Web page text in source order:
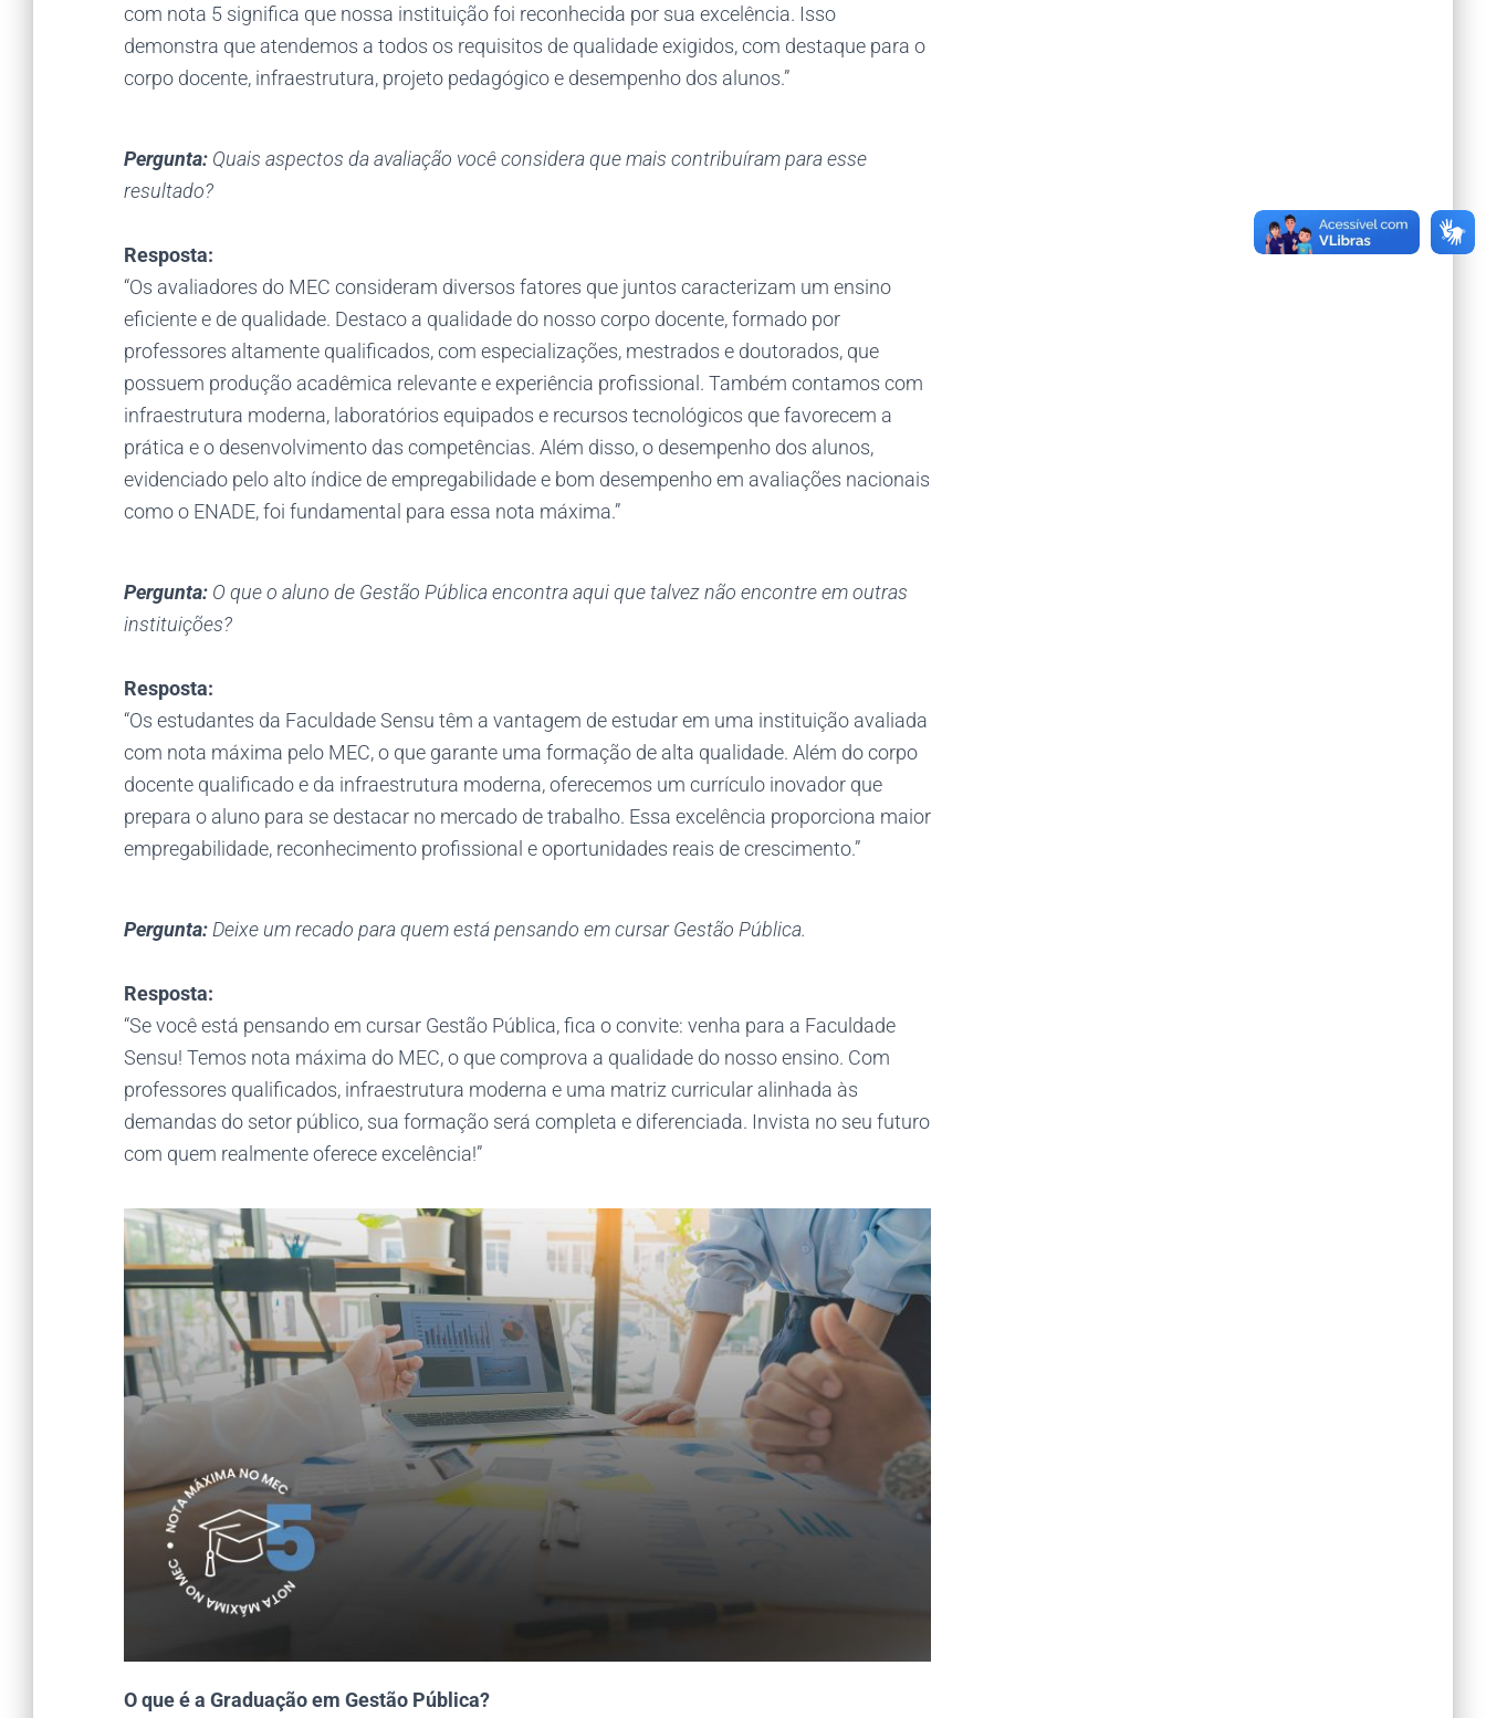
com nota 5 significa que nossa instituição foi reconhecida por sua excelência. Isso
demonstra que atendemos a todos os requisitos de qualidade exigidos, com destaque para o
corpo docente, infraestrutura, projeto pedagógico e desempenho dos alunos.”
Pergunta: Quais aspectos da avaliação você considera que mais contribuíram para esse
resultado?
Resposta:
“Os avaliadores do MEC consideram diversos fatores que juntos caracterizam um ensino
eficiente e de qualidade. Destaco a qualidade do nosso corpo docente, formado por
professores altamente qualificados, com especializações, mestrados e doutorados, que
possuem produção acadêmica relevante e experiência profissional. Também contamos com
infraestrutura moderna, laboratórios equipados e recursos tecnológicos que favorecem a
prática e o desenvolvimento das competências. Além disso, o desempenho dos alunos,
evidenciado pelo alto índice de empregabilidade e bom desempenho em avaliações nacionais
como o ENADE, foi fundamental para essa nota máxima.”
Pergunta: O que o aluno de Gestão Pública encontra aqui que talvez não encontre em outras
instituições?
Resposta:
“Os estudantes da Faculdade Sensu têm a vantagem de estudar em uma instituição avaliada
com nota máxima pelo MEC, o que garante uma formação de alta qualidade. Além do corpo
docente qualificado e da infraestrutura moderna, oferecemos um currículo inovador que
prepara o aluno para se destacar no mercado de trabalho. Essa excelência proporciona maior
empregabilidade, reconhecimento profissional e oportunidades reais de crescimento.”
Pergunta: Deixe um recado para quem está pensando em cursar Gestão Pública.
Resposta:
“Se você está pensando em cursar Gestão Pública, fica o convite: venha para a Faculdade
Sensu! Temos nota máxima do MEC, o que comprova a qualidade do nosso ensino. Com
professores qualificados, infraestrutura moderna e uma matriz curricular alinhada às
demandas do setor público, sua formação será completa e diferenciada. Invista no seu futuro
com quem realmente oferece excelência!”
O que é a Graduação em Gestão Pública?